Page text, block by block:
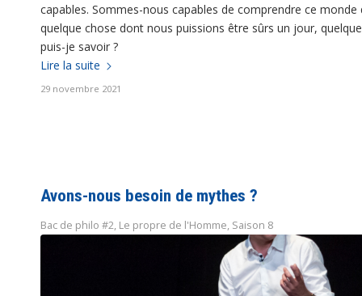
capables. Sommes-nous capables de comprendre ce
quelque chose dont nous puissions être sûrs un jour,
puis-je savoir ?
Lire la suite
29 novembre 2021
Avons-nous besoin de mythes ?
Bac de philo #2, Le propre de l'Homme, Saison 8